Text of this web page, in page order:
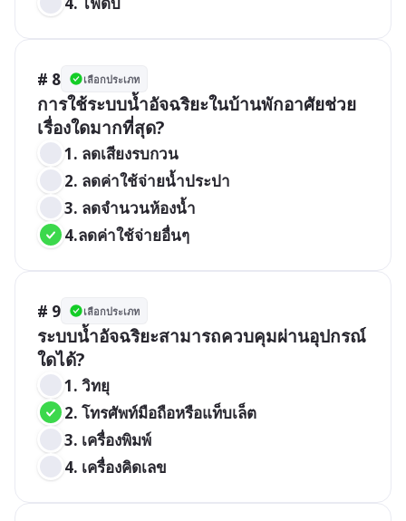
# 8 เลือกประเภท
การใช้ระบบน้ำอัจฉริยะในบ้านพักอาศัยช่วย
เรื่องใดมากที่สุด?
1. ลดเสียงรบกวน
2. ลดค่าใช้จ่ายน้ำประปา
3. ลดจำนวนห้องน้ำ
4.ลดค่าใช้จ่ายอื่นๆ
# 9 เลือกประเภท
ระบบน้ำอัจฉริยะสามารถควบคุมผ่านอุปกรณ์
ใดได้?
1. วิทยุ
2. โทรศัพท์มือถือหรือแท็บเล็ต
3. เครื่องพิมพ์
4. เครื่องคิดเลข